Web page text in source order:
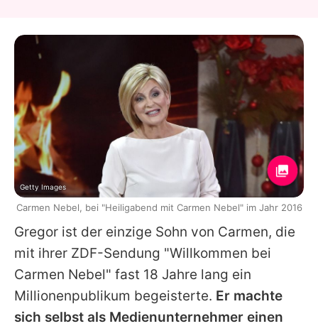
Gregor ist der einzige Sohn von Carmen, die
mit ihrer ZDF-Sendung "Willkommen bei
Carmen Nebel" fast 18 Jahre lang ein
Millionenpublikum begeisterte. Er machte
sich selbst als Medienunternehmer einen
Getty Images
Carmen Nebel, bei "Heiligabend mit Carmen Nebel" im Jahr 2016